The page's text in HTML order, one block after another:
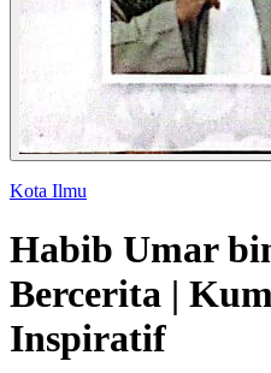
Kota Ilmu
Habib Umar
Bercerita |
Inspiratif